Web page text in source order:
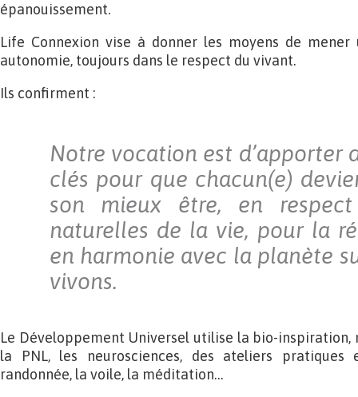
épanouissement.
Life Connexion vise à donner les moyens de
autonomie, toujours dans le respect du vivant.
Ils confirment :
Notre vocation est d’apporter
clés pour que chacun(e)
son mieux être, en
naturelles de la vie, pour la
en harmonie avec la planète
vivons.
Le Développement Universel utilise la bio-inspiration,
la PNL, les neurosciences, des ateliers
randonnée, la voile, la méditation…